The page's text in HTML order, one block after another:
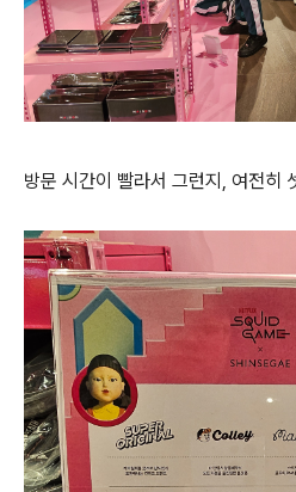
방문 시간이 빨라서 그런지, 여전히